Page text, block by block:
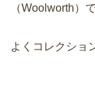
（Woolworth）
よくコレクショ